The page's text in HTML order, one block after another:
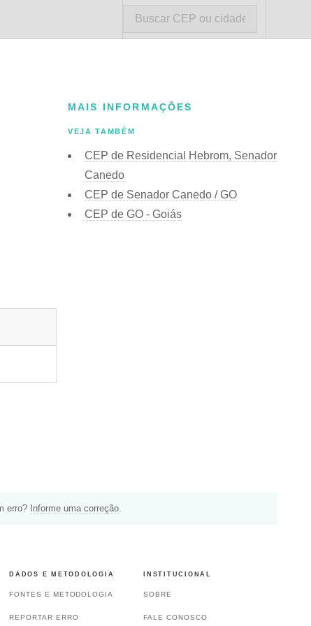
MAIS INFORMAÇÕES
VEJA TAMBÉM
CEP de Residencial Hebrom, Senador
Canedo
CEP de Senador Canedo / GO
CEP de GO - Goiás
erro? Informe uma correção
DADOS E METODOLOGIA
FONTES E METODOLOGIA
REPORTAR ERRO
INSTITUCIONAL
SOBRE
FALE CONOSCO